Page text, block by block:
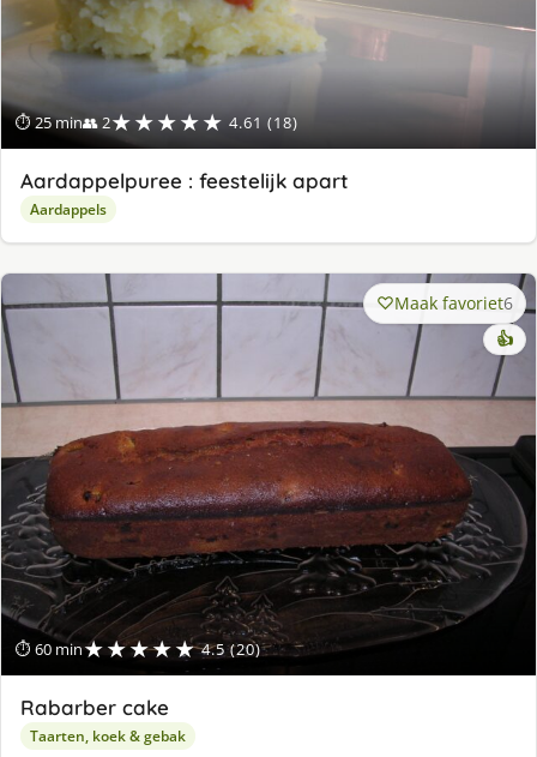
⏱ 25 min👥 2★★★★★ 4.61 (18)
Aardappelpuree : feestelijk apart
Aardappels
⏱ 60 min★★★★★ 4.5 (20)
Maak favoriet6
👍
Rabarber cake
Taarten, koek & gebak